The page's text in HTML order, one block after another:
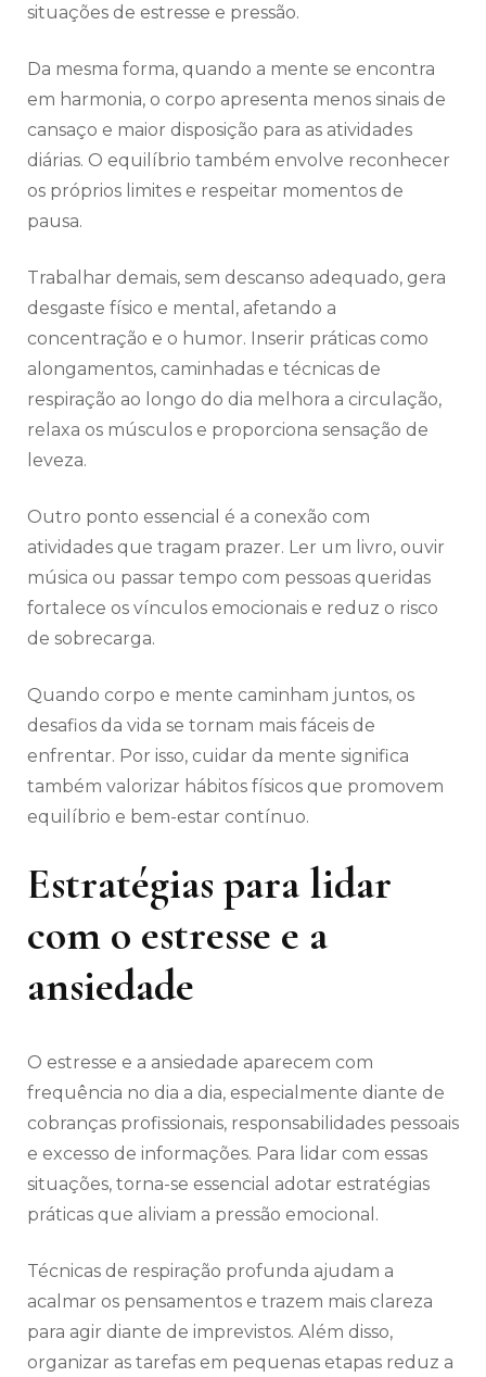
situações de estresse e pressão.
Da mesma forma, quando a mente se encontra
em harmonia, o corpo apresenta menos sinais de
cansaço e maior disposição para as atividades
diárias. O equilíbrio também envolve reconhecer
os próprios limites e respeitar momentos de
pausa.
Trabalhar demais, sem descanso adequado, gera
desgaste físico e mental, afetando a
concentração e o humor. Inserir práticas como
alongamentos, caminhadas e técnicas de
respiração ao longo do dia melhora a circulação,
relaxa os músculos e proporciona sensação de
leveza.
Outro ponto essencial é a conexão com
atividades que tragam prazer. Ler um livro, ouvir
música ou passar tempo com pessoas queridas
fortalece os vínculos emocionais e reduz o risco
de sobrecarga.
Quando corpo e mente caminham juntos, os
desafios da vida se tornam mais fáceis de
enfrentar. Por isso, cuidar da mente significa
também valorizar hábitos físicos que promovem
equilíbrio e bem-estar contínuo.
Estratégias para lidar
com o estresse e a
ansiedade
O estresse e a ansiedade aparecem com
frequência no dia a dia, especialmente diante de
cobranças profissionais, responsabilidades pessoais
e excesso de informações. Para lidar com essas
situações, torna-se essencial adotar estratégias
práticas que aliviam a pressão emocional.
Técnicas de respiração profunda ajudam a
acalmar os pensamentos e trazem mais clareza
para agir diante de imprevistos. Além disso,
organizar as tarefas em pequenas etapas reduz a